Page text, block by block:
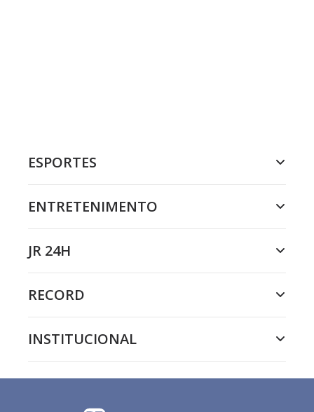
ESPORTES
ENTRETENIMENTO
JR 24H
RECORD
INSTITUCIONAL